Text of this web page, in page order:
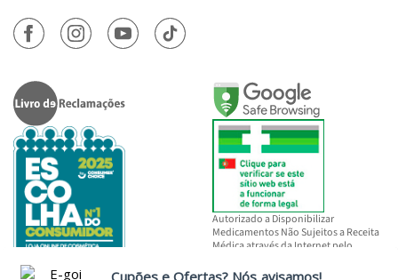
Autorizado a Disponibilizar
Medicamentos Não Sujeitos a Receita
Médica através da Internet pelo